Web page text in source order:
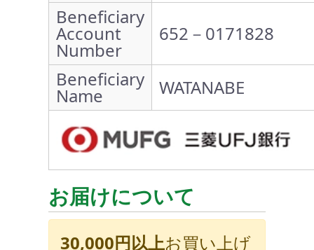
Beneficiary
Account
Number
652－0171828
Beneficiary
Name WATANABE
お届けについて
30,000円以上お買い上げ